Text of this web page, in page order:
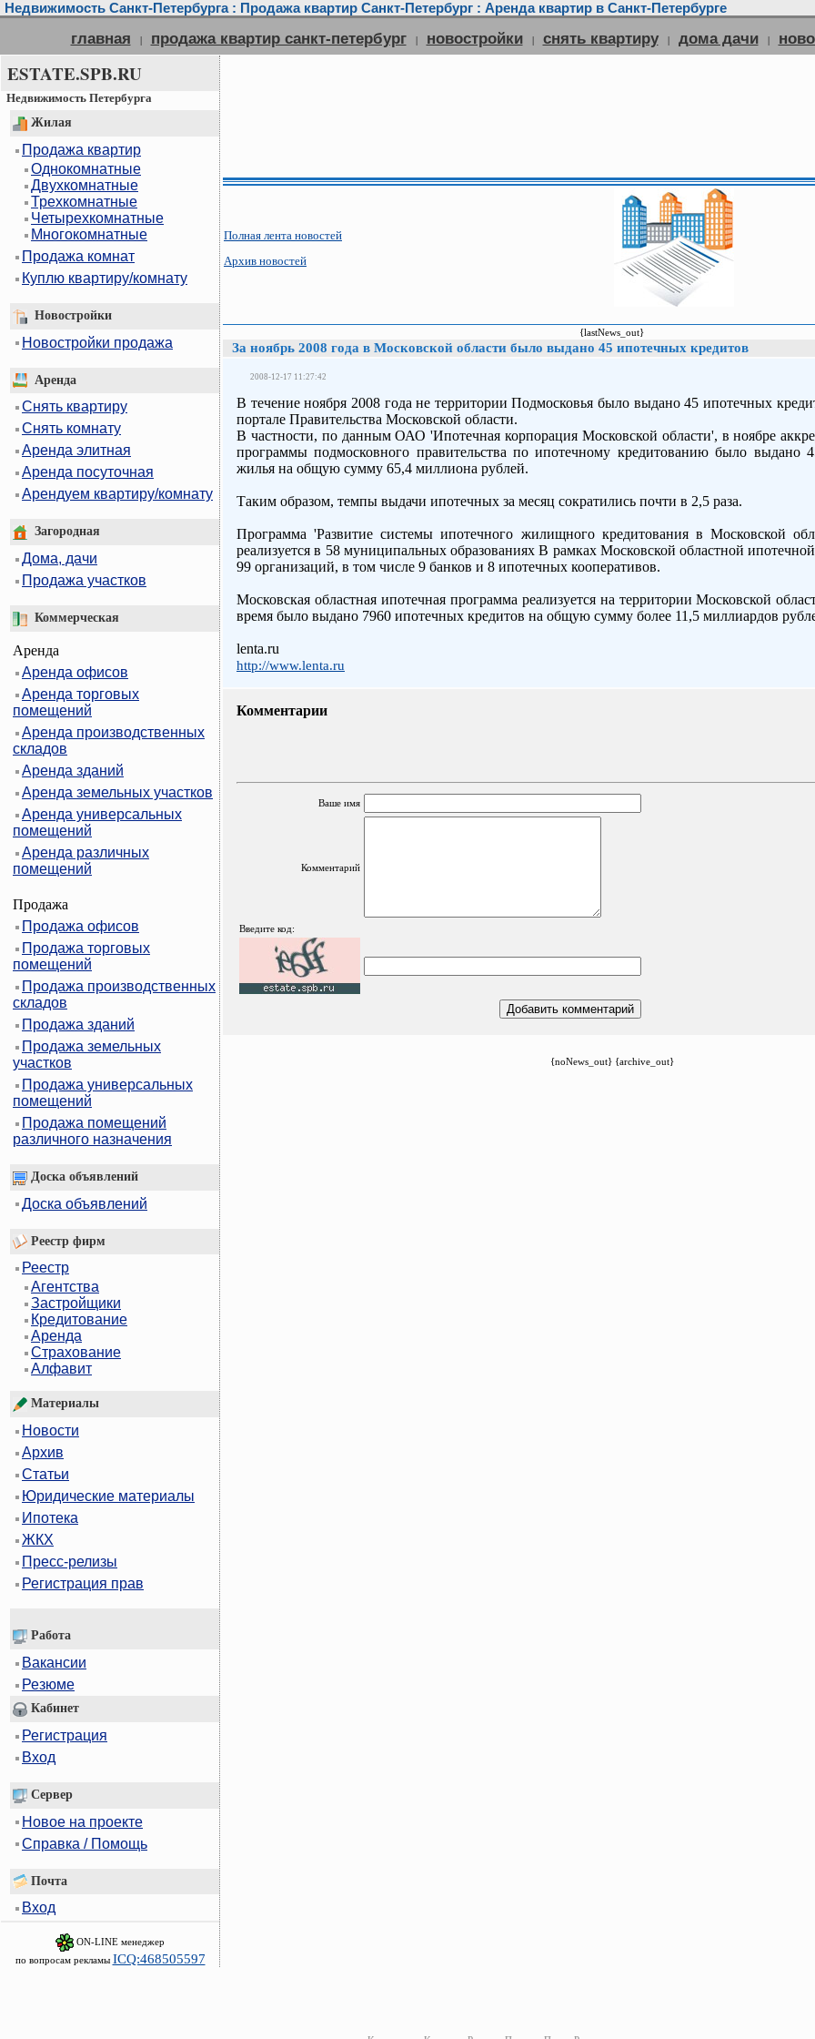
Недвижимость Санкт-Петербурга : Продажа квартир Санкт-Петербург : Аренда квартир в Санкт-Петербурге
главная | продажа квартир санкт-петербург | новостройки | снять квартиру | дома дачи |
ESTATE.SPB.RU
Недвижимость Петербурга
Жилая
Продажа квартир
Однокомнатные
Двухкомнатные
Трехкомнатные
Четырехкомнатные
Многокомнатные
Продажа комнат
Куплю квартиру/комнату
Новостройки
Новостройки продажа
Аренда
Снять квартиру
Снять комнату
Аренда элитная
Аренда посуточная
Арендуем квартиру/комнату
Загородная
Дома, дачи
Продажа участков
Коммерческая
Аренда
Аренда офисов
Аренда торговых
помещений
Аренда производственных
складов
Аренда зданий
Аренда земельных участков
Аренда универсальных
помещений
Аренда различных
помещений
Продажа
Продажа офисов
Продажа торговых
помещений
Продажа производственных
складов
Продажа зданий
Продажа земельных
участков
Продажа универсальных
помещений
Продажа помещений
различного назначения
Доска объявлений
Доска объявлений
Реестр фирм
Реестр
Агентства
Застройщики
Кредитование
Аренда
Страхование
Алфавит
Материалы
Новости
Архив
Статьи
Юридические материалы
Ипотека
ЖКХ
Пресс-релизы
Регистрация прав
Работа
Вакансии
Резюме
Кабинет
Регистрация
Вход
Сервер
Новое на проекте
Справка / Помощь
Почта
Вход
ON-LINE менеджер
по вопросам рекламы ICQ:468505597
Полная лента новостей
Архив новостей
{lastNews_out}
За ноябрь 2008 года в Московской области было выдано 45 ипотечных кредитов
2008-12-17 11:27:42
В течение ноября 2008 года не территории Подмосковья было выдано 45 ипотечных
портале Правительства Московской области.
В частности, по данным ОАО 'Ипотечная корпорация Московской области', в ноябре
программы подмосковного правительства по ипотечному кредитованию было выдано
жилья на общую сумму 65,4 миллиона рублей.
Таким образом, темпы выдачи ипотечных за месяц сократились почти в 2,5 раза.
Программа 'Развитие системы ипотечного жилищного кредитования в Московской
реализуется в 58 муниципальных образованиях В рамках Московской областной
99 организаций, в том числе 9 банков и 8 ипотечных кооперативов.
Московская областная ипотечная программа реализуется на территории Московской
время было выдано 7960 ипотечных кредитов на общую сумму более 11,5 миллиардов
lenta.ru
http://www.lenta.ru
Комментарии
Ваше имя
Комментарий
Введите код:
{noNews_out} {archive_out}